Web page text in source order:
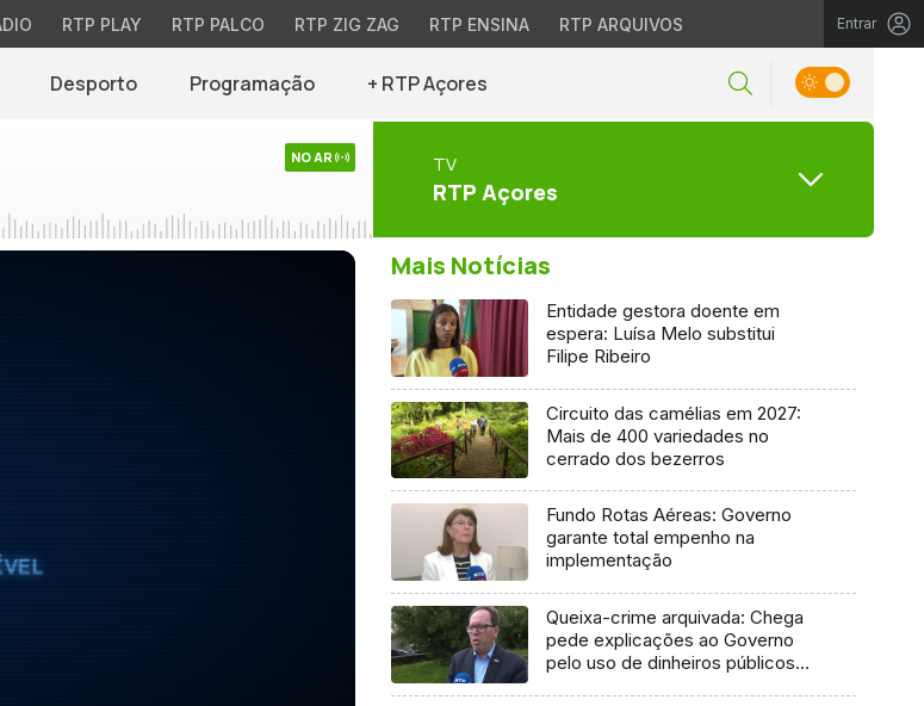
RTP PLAY RTP PALCO RTP ZIG ZAG RTP ENSINA RTP ARQUIVOS Entrar
Desporto Programação + RTP Açores
NO AR TV
RTP Açores
Mais Notícias
Entidade gestora doente em
espera: Luísa Melo substitui
Filipe Ribeiro
Circuito das camélias em 2027:
Mais de 400 variedades no
cerrado dos bezerros
Fundo Rotas Aéreas: Governo
garante total empenho na
implementação
Queixa-crime arquivada: Chega
pede explicações ao Governo
pelo uso de dinheiros públicos